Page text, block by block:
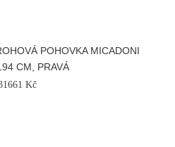
POHOVKA MICADONI
CM, PRAVÁ
Kč